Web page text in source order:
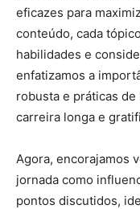
eficazes para
conteúdo, cada
habilidades e
enfatizamos a
robusta e práticas
carreira longa e
Agora, encorajamos
jornada como
pontos discutidos,